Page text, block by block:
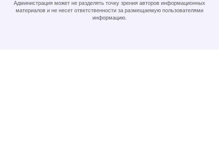
Администрация может не разделять точку зрения авторов информационных
материалов и не несет ответственности за размещаемую пользователями
информацию.